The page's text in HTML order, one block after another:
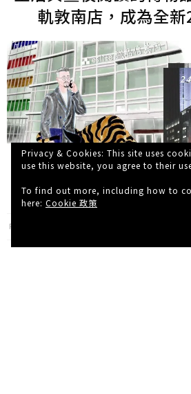
軌敦南店，成為全
R.F
Privacy & Cookies: This site uses
use this website, you agree to their
To find out more, including how to
here: Cookie 政策